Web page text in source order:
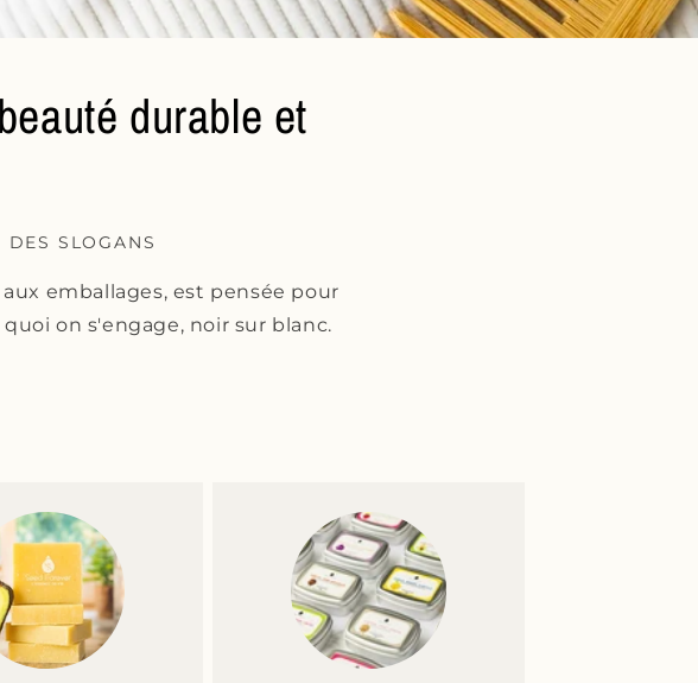
durable et
DES SLOGANS
emballages, est pensée pour
on s'engage, noir sur blanc.